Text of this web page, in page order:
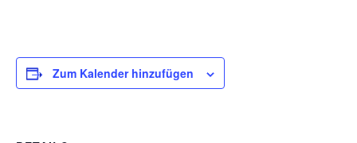
Zum Kalender hinzufügen